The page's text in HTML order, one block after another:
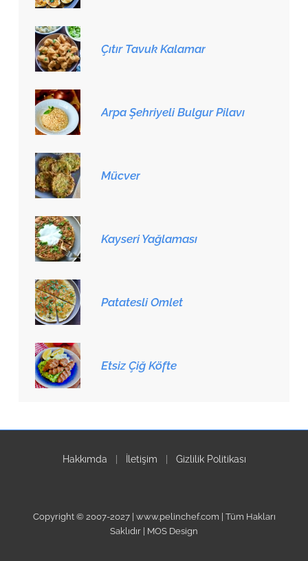
Çıtır Tavuk Kalamar
Arpa Şehriyeli Bulgur Pilavı
Mücver
Kayseri Yağlaması
Patatesli Omlet
Etsiz Çiğ Köfte
Hakkımda İletişim Gizlilik Politikası
Copyright © 2007-2027 | www.pelinchef.com | Tüm Hakları
Saklıdır | MOS Design